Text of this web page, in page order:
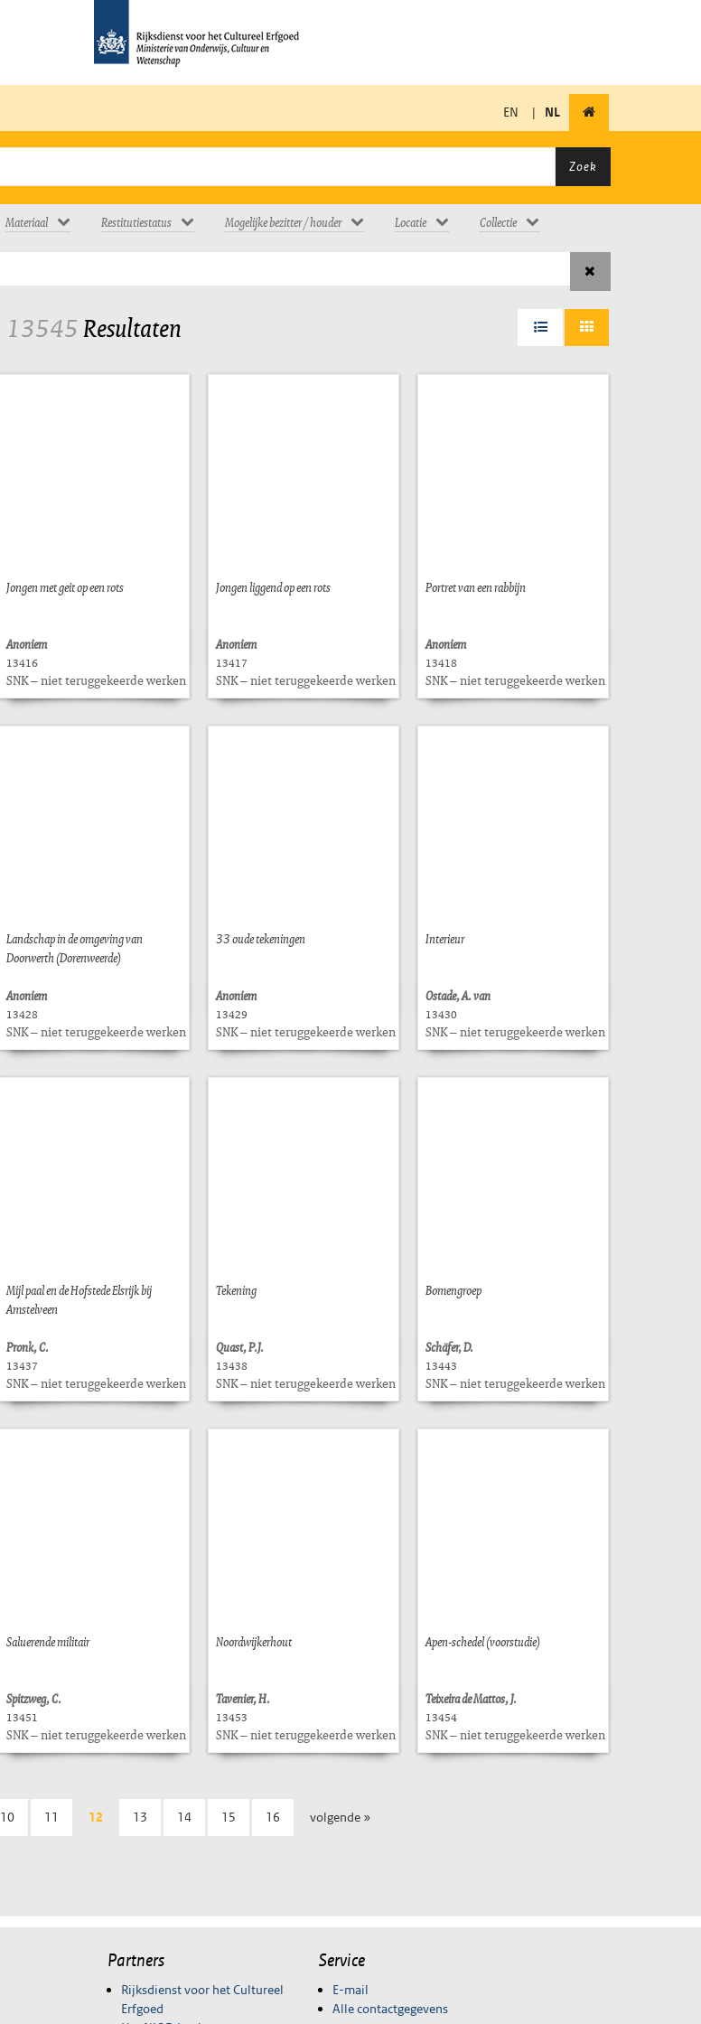
EN | NL
Zoek
Materiaal Restitutiestatus Mogelijke bezitter / houder Locatie Collectie
13545Resultaten
Jongen met geit op een rots
Anoniem
13416
SNK – niet teruggekeerde werken
Jongen liggend op een rots
Anoniem
13417
SNK – niet teruggekeerde werken
Portret van een rabbijn
Anoniem
13418
SNK – niet teruggekeerde werken
Landschap in de omgeving van
Doorwerth (Dorenweerde)
Anoniem
13428
SNK – niet teruggekeerde werken
33 oude tekeningen
Anoniem
13429
SNK – niet teruggekeerde werken
Interieur
Ostade, A. van
13430
SNK – niet teruggekeerde werken
Mijl paal en de Hofstede Elsrijk bij
Amstelveen
Pronk, C.
13437
SNK – niet teruggekeerde werken
Tekening
Quast, P.J.
13438
SNK – niet teruggekeerde werken
Bomengroep
Schäfer, D.
13443
SNK – niet teruggekeerde werken
Saluerende militair
Spitzweg, C.
13451
SNK – niet teruggekeerde werken
Noordwijkerhout
Tavenier, H.
13453
SNK – niet teruggekeerde werken
Apen-schedel (voorstudie)
Teixeira de Mattos, J.
13454
SNK – niet teruggekeerde werken
10 11 12 13 14 15 16 volgende »
Partners
Rijksdienst voor het Cultureel
Erfgoed
Service
E-mail
Alle contactgegevens